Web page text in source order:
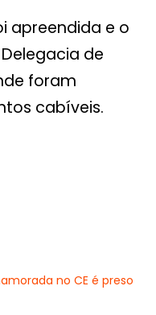
apreendida e o
de
foram
cabíveis.